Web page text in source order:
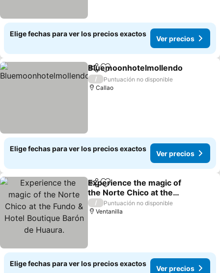
Elige fechas para ver los precios exactos
Ver precios
CompartirAgregar a favoritos
Bluemoonhotelmollendo
/
Puntuación no disponible
Callao
Elige fechas para ver los precios exactos
Ver precios
CompartirAgregar a favoritos
Experience the magic of
the Norte Chico at the
Fundo & Hotel Boutique
Barón de Huaura.
Ver precios
/
Puntuación no disponible
Ventanilla
Elige fechas para ver los precios exactos
Ver precios